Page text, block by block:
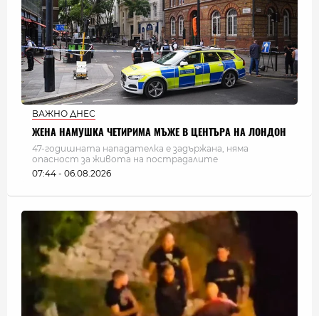
ВАЖНО ДНЕС
ЖЕНА НАМУШКА ЧЕТИРИМА МЪЖЕ В ЦЕНТЪРА НА ЛОНДОН
47-годишната нападателка е задържана, няма
опасност за живота на пострадалите
07:44 - 06.08.2026